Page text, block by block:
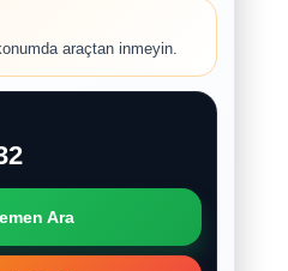
araçtan inmeyin.
Ara